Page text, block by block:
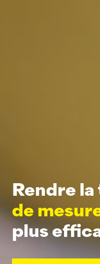
Rendre
de
plus